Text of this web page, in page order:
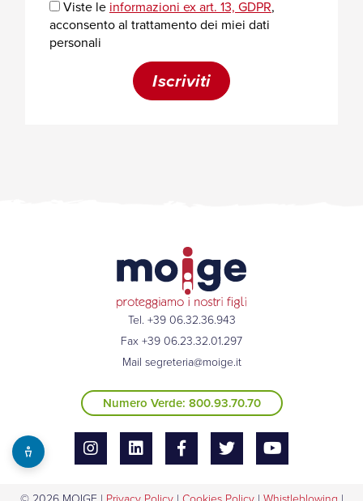
Tel. +39 06.32.36.943
Fax +39 06.23.32.01.297
Mail segreteria@moige.it
Numero Verde: 800.93.70.70